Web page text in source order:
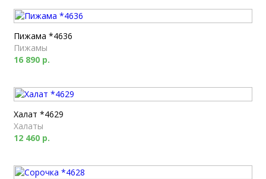
Пижама *4636
Пижамы
16 890 р.
Халат *4629
Халаты
12 460 р.